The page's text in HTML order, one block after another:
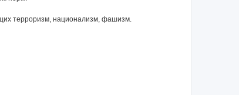
терроризм, национализм, фашизм.